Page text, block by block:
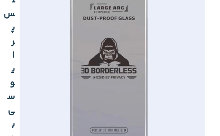
س
پ
ر
ا
ی
و
س
ی
ب